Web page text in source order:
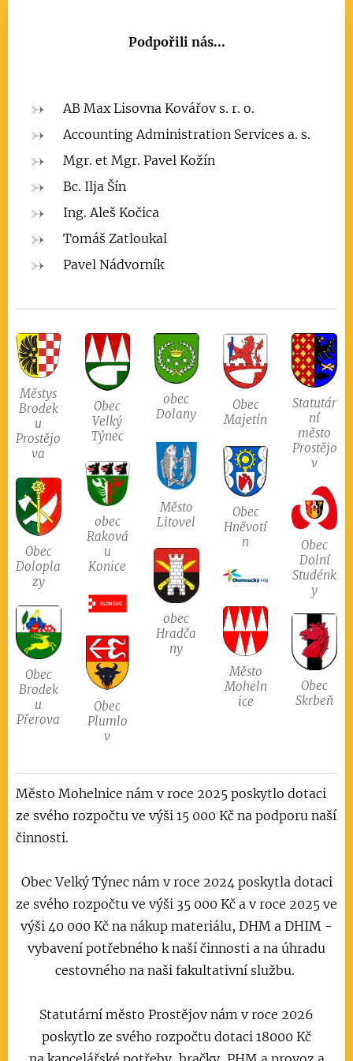
Podpořili nás...
AB Max Lisovna Kovářov s. r. o.
Accounting Administration Services a. s.
Mgr. et Mgr. Pavel Kožín
Bc. Ilja Šín
Ing. Aleš Kočica
Tomáš Zatloukal
Pavel Nádvorník
Městys
Brodek
u
Prostějo
va
Obec
Velký
Týnec
obec
Dolany
Obec
Majetín
Statutár
ní
město
Prostějo
v
Město
Litovel
Obec
Hněvotí
n
obec
Raková
u
Konice
Obec
Dolopla
zy
Obec
Dolní
Studénk
y
obec
Hradča
ny
Obec
Brodek
u
Přerova
Město
Moheln
ice
Obec
Skrbeň
Obec
Plumlo
v
Město Mohelnice nám v roce 2025 poskytlo dotaci
ze svého rozpočtu ve výši 15 000 Kč na podporu naší
činnosti.
Obec Velký Týnec nám v roce 2024 poskytla dotaci
ze svého rozpočtu ve výši 35 000 Kč a v roce 2025 ve
výši 40 000 Kč na nákup materiálu, DHM a DHIM -
vybavení potřebného k naší činnosti a na úhradu
cestovného na naši fakultativní službu.
Statutární město Prostějov nám v roce 2026
poskytlo ze svého rozpočtu dotaci 18000 Kč